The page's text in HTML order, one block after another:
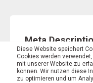
Diese Website speichert
Cookies werden
mit unserer Website zu
können. Wir nutzen diese
zu optimieren und um
Meta
MEHR ERFAHREN